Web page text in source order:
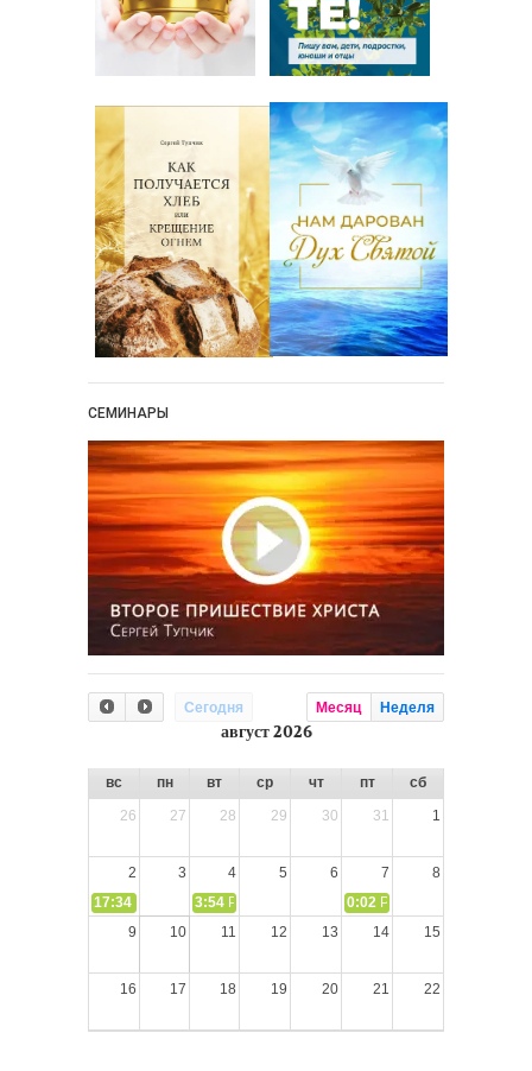
СЕМИНАРЫ
Сегодня Месяц Неделя
август 2026
вс пн вт ср чт пт
сб
26
27 28 29 30 31 1
2 3 4 5 6 7
8
17:34
СЛОВО из СЛОВА – «Ищите Господа, призывайте Его»
3:54 РАЗМЫШЛЕНИЕ: Дух Святой не угашайте!
0:02 РАЗМЫШЛЕНИЯ: Дух
9
10 11 12 13 14 15
16 17 18 19 20 21 22